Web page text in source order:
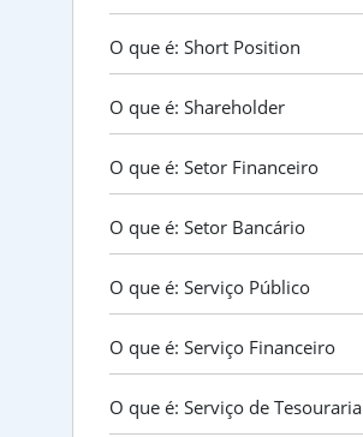
O que é: Short Position
O que é: Shareholder
O que é: Setor Financeiro
O que é: Setor Bancário
O que é: Serviço Público
O que é: Serviço Financeiro
O que é: Serviço de Tesouraria